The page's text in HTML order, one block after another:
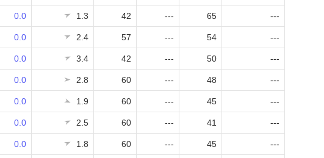
0.0 1.3 42 --- 65 ---
0.0 2.4 57 --- 54 ---
0.0 3.4 42 --- 50 ---
0.0 2.8 60 --- 48 ---
0.0 1.9 60 --- 45 ---
0.0 2.5 60 --- 41 ---
0.0 1.8 60 --- 45 ---